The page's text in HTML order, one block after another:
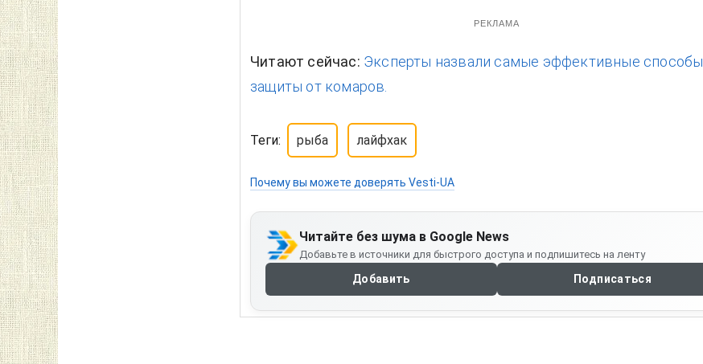
РЕКЛАМА
Читают сейчас: Эксперты назвали самые эффективные способы
защиты от комаров.
Теги: рыба лайфхак
Почему вы можете доверять Vesti-UA
Читайте без шума в Google News
Добавьте в источники для быстрого доступа и подпишитесь на ленту
Добавить Подписаться